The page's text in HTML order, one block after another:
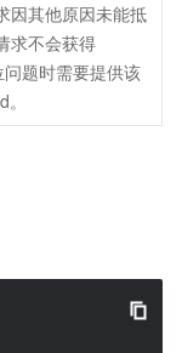
因其他原因未能抵
求不会获得
题时需要提供该